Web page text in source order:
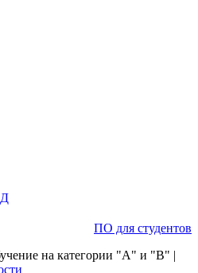
ПО для студентов
на категории "А" и "В" |